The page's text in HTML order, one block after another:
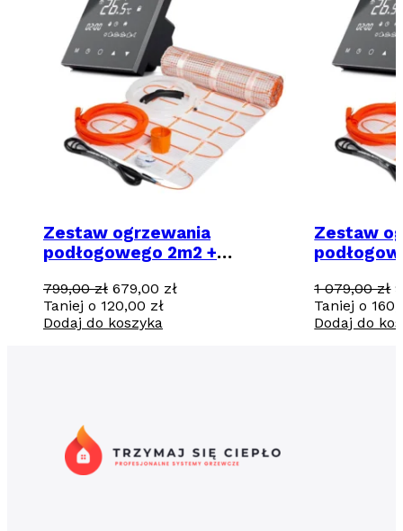
Zestaw ogrzewania
podłogowego 2m2 +
TVT30 CS
799,00zł Pierwotna
cena
wynosiła:
679,00 złAktualna
Taniej o 120,00 zł
Dodaj do koszyka
Zestaw
TVT30 CS
1 079,00zł
Taniej o
Dodaj do